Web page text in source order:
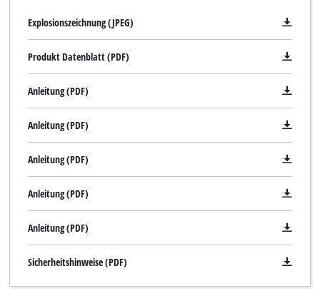
Explosionszeichnung (JPEG)
Produkt Datenblatt (PDF)
Anleitung (PDF)
Anleitung (PDF)
Anleitung (PDF)
Anleitung (PDF)
Anleitung (PDF)
Sicherheitshinweise (PDF)